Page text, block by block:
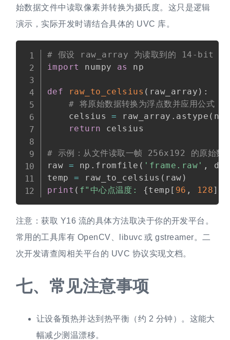
始数据文件中读取像素并转换为摄氏度。这只是逻辑
演示，实际开发时请结合具体的 UVC 库。
# 假设 raw_array 为读取到的 14-bit 原
import
numpy as np
def raw_to_celsius ( raw_array ) :
# 将原始数据转换为浮点数并应用公式
    celsius
= raw_array . astype ( np
return celsius
# 示例：从文件读取一帧 256x192 的原始数
raw = np . fromfile ( 'frame.raw' ,
temp = raw_to_celsius ( raw )
print ( f"中心点温度: {temp [ 96 , 128]
Copy
注意：获取 Y16 流的具体方法取决于你的开发平台。
常用的工具库有 OpenCV、libuvc 或 gstreamer。二
次开发请查阅相关平台的 UVC 协议实现文档。
七、 常见注意事项
让设备预热并达到热平衡（约 2 分钟）。这能大
幅减少测温漂移。